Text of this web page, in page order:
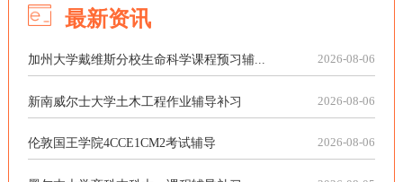
最新资讯
加州大学戴维斯分校生命科学课程预习辅... 2026-08-06
新南威尔士大学土木工程作业辅导补习 2026-08-06
伦敦国王学院4CCE1CM2考试辅导 2026-08-06